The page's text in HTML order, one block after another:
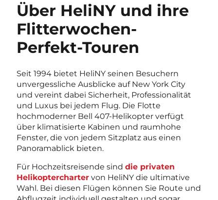
Über HeliNY und ihre
Flitterwochen-
Perfekt-Touren
Seit 1994 bietet HeliNY seinen Besuchern
unvergessliche Ausblicke auf New York City
und vereint dabei Sicherheit, Professionalität
und Luxus bei jedem Flug. Die Flotte
hochmoderner Bell 407-Helikopter verfügt
über klimatisierte Kabinen und raumhohe
Fenster, die von jedem Sitzplatz aus einen
Panoramablick bieten.
Für Hochzeitsreisende sind die privaten
Helikoptercharter von HeliNY die ultimative
Wahl. Bei diesen Flügen können Sie Route und